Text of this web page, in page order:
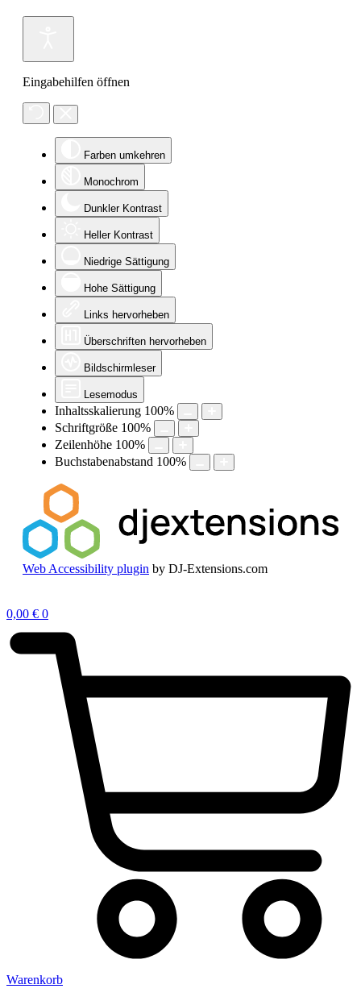
Eingabehilfen öffnen
Farben umkehren
Monochrom
Dunkler Kontrast
Heller Kontrast
Niedrige Sättigung
Hohe Sättigung
Links hervorheben
Überschriften hervorheben
Bildschirmleser
Lesemodus
Inhaltsskalierung 100%
Schriftgröße 100%
Zeilenhöhe 100%
Buchstabenabstand 100%
Web Accessibility plugin by DJ-Extensions.com
Inhalt
0,00 € 0
Warenkorb